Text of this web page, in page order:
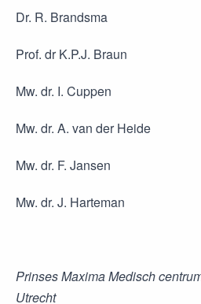
Dr. R. Brandsma
Prof. dr K.P.J. Braun
Mw. dr. I. Cuppen
Mw. dr. A. van der Heide
Mw. dr. F. Jansen
Mw. dr. J. Harteman
Prinses Maxima Medisch
Utrecht